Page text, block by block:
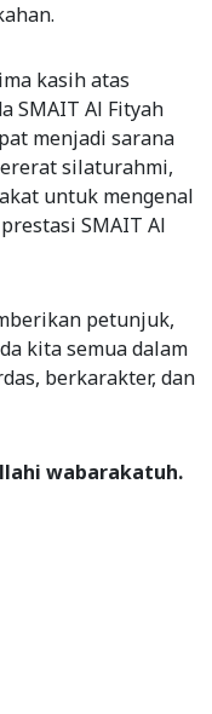
kasih atas
SMAIT Al Fityah
menjadi sarana
silaturahmi,
untuk mengenal
SMAIT Al
petunjuk,
kita semua dalam
berkarakter, dan
wabarakatuh.